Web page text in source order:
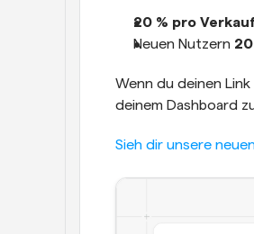
20 % pro
Neuen Nutzern
Wenn du deinen
deinem Dashboard
Sieh dir unsere